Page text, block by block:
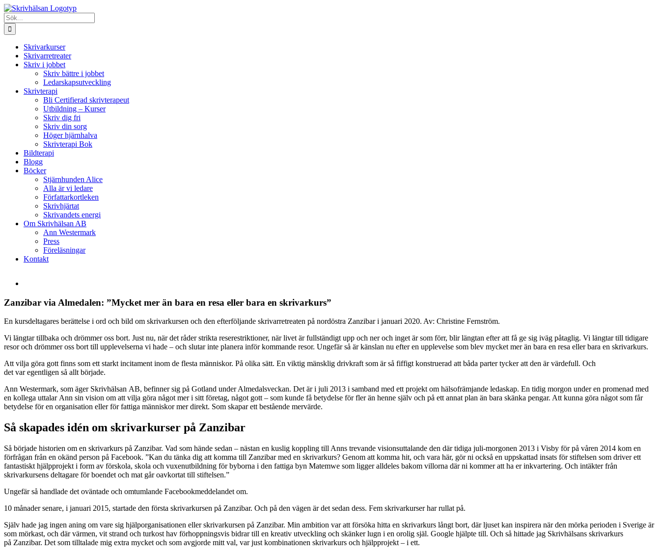
Fortsätt
till
innehållet
Sök
efter:
Skrivarkurser
Skrivarretreater
Skriv i jobbet
Skriv bättre i jobbet
Ledarskapsutveckling
Skrivterapi
Bli Certifierad skrivterapeut
Utbildning – Kurser
Skriv dig fri
Skriv din sorg
Höger hjärnhalva
Skrivterapi Bok
Bildterapi
Blogg
Böcker
Stjärnhunden Alice
Alla är vi ledare
Författarkortleken
Skrivhjärtat
Skrivandets energi
Om Skrivhälsan AB
Ann Westermark
Press
Föreläsningar
Kontakt
bild
Zanzibar via Almedalen: ”Mycket mer än bara en resa eller bara en skrivarkurs”
En kursdeltagares berättelse i ord och bild om skrivarkursen och den efterföljande skrivarretreaten på nordöstra Zanzibar i januari 2020. Av: Christine Fernström.
Vi längtar tillbaka och drömmer oss bort. Just nu, när det råder strikta reserestriktioner, när livet är fullständigt upp och ner och inget är som förr, blir längtan efter att få ge sig iväg påtaglig. Vi längtar till tidigare
resor och drömmer oss bort till upplevelserna vi hade – och slutar inte planera inför kommande resor. Ungefär så är känslan nu efter en upplevelse som blev mycket mer än bara en resa eller bara en skrivarkurs.
Att vilja göra gott finns som ett starkt incitament inom de flesta människor. På olika sätt. En viktig mänsklig drivkraft som är så fiffigt konstruerad att båda parter tycker att den är värdefull. Och
det var egentligen så allt började.
Ann Westermark, som äger Skrivhälsan AB, befinner sig på Gotland under Almedalsveckan. Det är i juli 2013 i samband med ett projekt om hälsofrämjande ledaskap. En tidig morgon under en promenad med
en kollega uttalar Ann sin vision om att vilja göra något mer i sitt företag, något gott – som kunde få betydelse för fler än henne själv och på ett annat plan än bara skänka pengar. Att kunna göra något som får
betydelse för en organisation eller för fattiga människor mer direkt. Som skapar ett bestående mervärde.
Så skapades idén om skrivarkurser på Zanzibar
Så började historien om en skrivarkurs på Zanzibar. Vad som hände sedan – nästan en kuslig koppling till Anns trevande visionsuttalande den där tidiga juli-morgonen 2013 i Visby för på våren 2014 kom en
förfrågan från en okänd person på Facebook. ”Kan du tänka dig att komma till Zanzibar med en skrivarkurs? Genom att komma hit, och vara här, gör ni också en uppskattad insats för stiftelsen som driver ett
fantastiskt hjälpprojekt i form av förskola, skola och vuxenutbildning för byborna i den fattiga byn Matemwe som ligger alldeles bakom villorna där ni kommer att ha er inkvartering. Och intäkter från
skrivarkursens deltagare för boendet och mat går oavkortat till stiftelsen.”
Ungefär så handlade det oväntade och omtumlande Facebookmeddelandet om.
10 månader senare, i januari 2015, startade den första skrivarkursen på Zanzibar. Och på den vägen är det sedan dess. Fem skrivarkurser har rullat på.
Själv hade jag ingen aning om vare sig hjälporganisationen eller skrivarkursen på Zanzibar. Min ambition var att försöka hitta en skrivarkurs långt bort, där ljuset kan inspirera när den mörka perioden i Sverige är
som mörkast, och där värmen, vit strand och turkost hav förhoppningsvis bidrar till en kreativ utveckling och skänker lugn i en orolig själ. Google hjälpte till. Och så hittade jag Skrivhälsans skrivarkurs
på Zanzibar. Det som tilltalade mig extra mycket och som avgjorde mitt val, var just kombinationen skrivarkurs och hjälpprojekt – i ett.